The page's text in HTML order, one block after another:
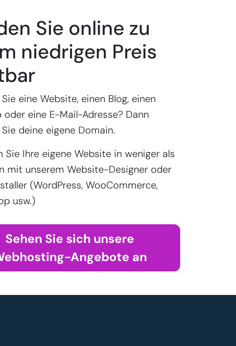
Sie online zu
niedrigen Preis
eine Website, einen Blog, einen
oder eine E-Mail-Adresse? Dann
deine eigene Domain.
Sie Ihre eigene Website in weniger als
mit unserem Website-Designer oder
(WordPress, WooCommerce,
usw.)
Sehen Sie sich unsere
Angebote an